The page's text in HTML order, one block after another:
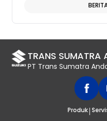
TRANS SUMATRA
PT Trans Sumatra
Produk|